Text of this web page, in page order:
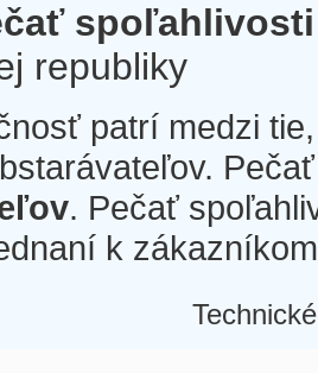
spoľahlivosti
republiky
patrí medzi
. Pečať
k